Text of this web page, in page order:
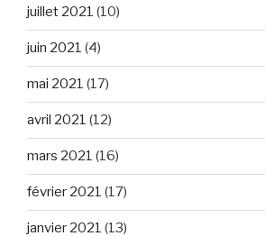
juillet 2021 (10)
juin 2021 (4)
mai 2021 (17)
avril 2021 (12)
mars 2021 (16)
février 2021 (17)
janvier 2021 (13)